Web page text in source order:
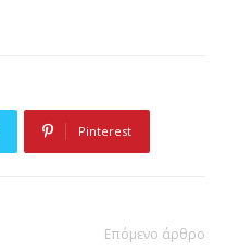
Pinterest
Επόμενο άρθρο